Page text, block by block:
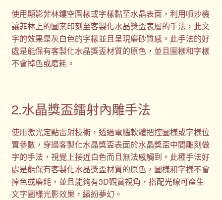
使用顯影菲林鏤空圖樣或字樣黏至水晶表面，利用噴沙機
讓菲林上的圖案印刻至客製化水晶獎盃表層的手法，此文
字的效果是灰白色的字樣並且呈現磨砂質感。此手法的好
處是能保有客製化水晶獎盃材質的原色，並且圖樣和字樣
不會掉色或磨耗。
2.水晶獎盃鐳射內雕手法
使用激光定點雷射技術，透過電腦軟體把控圖樣或字樣位
置參數，穿過客製化水晶獎盃表面於水晶獎盃中間雕刻做
字的手法，視覺上接近白色而且無法感觸到。此種手法好
處是能保有客製化水晶獎盃材質的原色，圖樣和字樣不會
掉色或磨耗，並且能夠有3D觀賞視角，搭配光線可產生
文字圖樣光影效果，繽紛夢幻。